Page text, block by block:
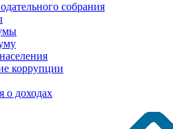
собрания
коррупции
о доходах